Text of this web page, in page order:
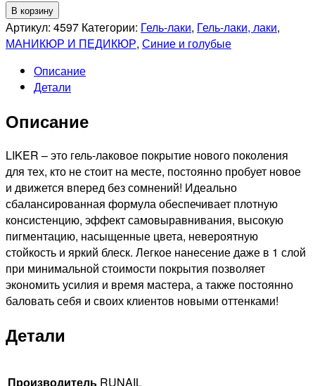
Количество
товара
RUNAIL
лак
Liker,
№4597
В корзину
Артикул: 4597 Категории: Гель-лаки, Гель-лаки, лаки,
МАНИКЮР И ПЕДИКЮР, Синие и голубые
Описание
Детали
Описание
LIKER – это гель-лаковое покрытие нового поколения
для тех, кто не стоит на месте, постоянно пробует новое
и движется вперед без сомнений! Идеально
сбалансированная формула обеспечивает плотную
консистенцию, эффект самовыравнивания, высокую
пигментацию, насыщенные цвета, невероятную
стойкость и яркий блеск. Легкое нанесение даже в 1 слой
при минимальной стоимости покрытия позволяет
экономить усилия и время мастера, а также постоянно
баловать себя и своих клиентов новыми оттенками!
Детали
Производитель RUNAIL